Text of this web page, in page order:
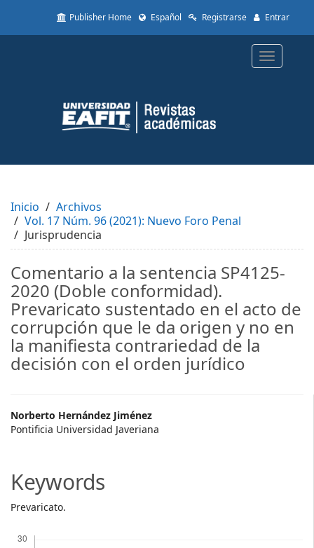
to
Content
Sidebar
Publisher Home Español Registrarse Entrar
Toggle
Inicio
Archivos
Vol. 17 Núm. 96 (2021): Nuevo Foro Penal
Jurisprudencia
Comentario a la sentencia SP4125-
2020 (Doble conformidad).
Prevaricato sustentado en el acto de
corrupción que le da origen y no en
la manifiesta contrariedad de la
decisión con el orden jurídico
Main
Article
Norberto Hernández Jiménez
Pontificia Universidad Javeriana
Keywords
Prevaricato.